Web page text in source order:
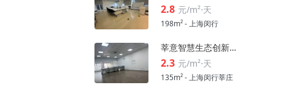
2.8 元/m²⋅天
198m² - 上海闵行
莘意智慧生态创新科技园
2.3 元/m²⋅天
135m² - 上海闵行莘庄